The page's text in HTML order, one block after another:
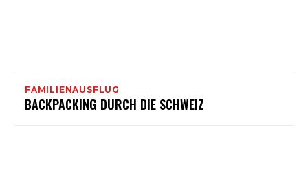
FAMILIENAUSFLUG
BACKPACKING DURCH DIE SCHWEIZ